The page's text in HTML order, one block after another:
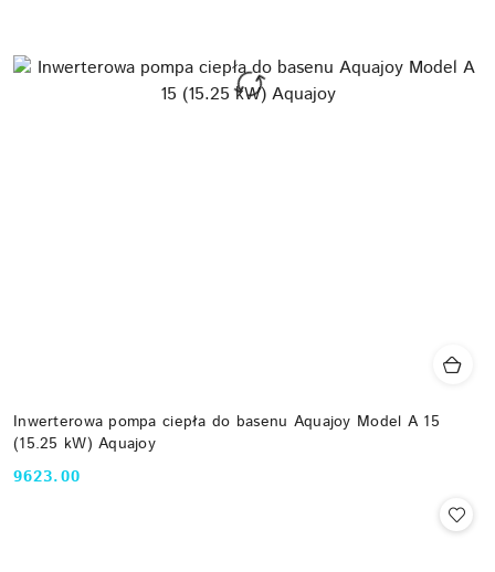
Inwerterowa pompa ciepła do basenu Aquajoy Model A 15
(15.25 kW) Aquajoy
Cena:
9623.00